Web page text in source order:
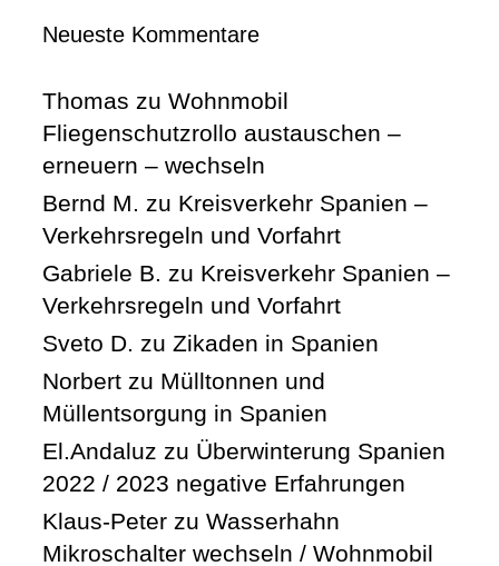
Neueste Kommentare
Thomas zu Wohnmobil
Fliegenschutzrollo austauschen –
erneuern – wechseln
Bernd M. zu Kreisverkehr Spanien –
Verkehrsregeln und Vorfahrt
Gabriele B. zu Kreisverkehr Spanien –
Verkehrsregeln und Vorfahrt
Sveto D. zu Zikaden in Spanien
Norbert zu Mülltonnen und
Müllentsorgung in Spanien
El.Andaluz zu Überwinterung Spanien
2022 / 2023 negative Erfahrungen
Klaus-Peter zu Wasserhahn
Mikroschalter wechseln / Wohnmobil